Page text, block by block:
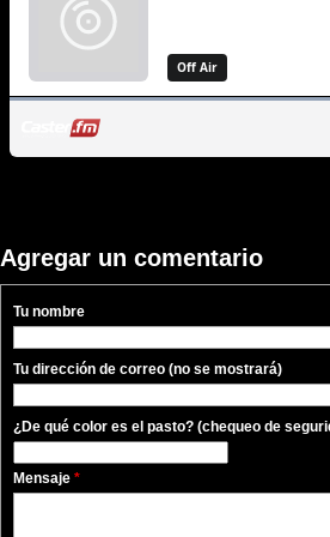
Agregar un comentario
Tu nombre
Tu dirección de correo (no se mostrará)
¿De qué color es el pasto? (chequeo de
Mensaje *